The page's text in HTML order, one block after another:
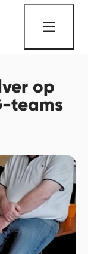
op
teams